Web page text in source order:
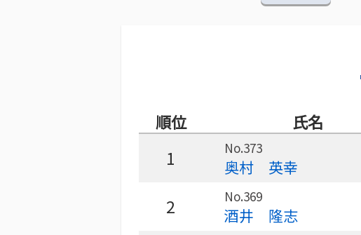
順位 氏名
1 No.373
奥村 英幸
2 No.369
酒井 隆志